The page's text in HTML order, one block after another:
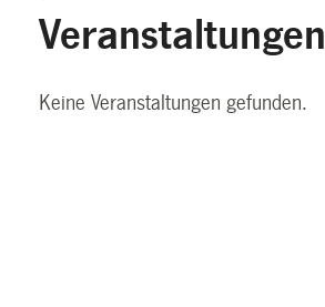
Veranstaltungen
Keine Veranstaltungen gefunden.